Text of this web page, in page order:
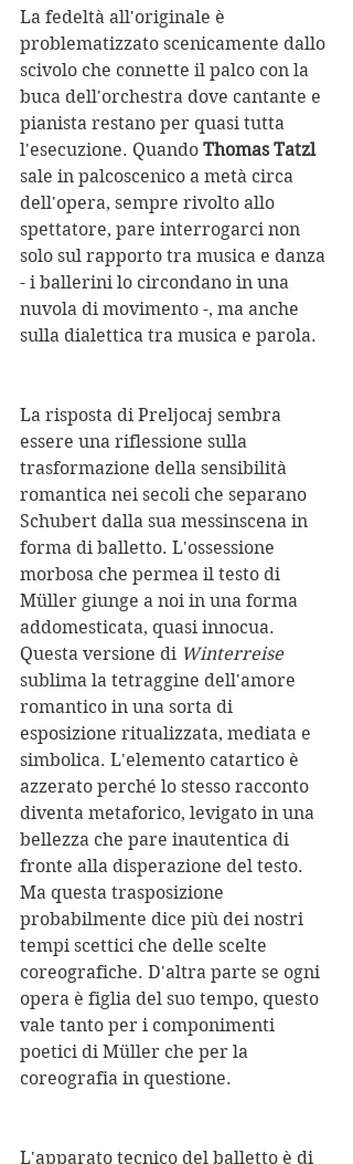
La fedeltà all'originale è
problematizzato scenicamente dallo
scivolo che connette il palco con la
buca dell'orchestra dove cantante e
pianista restano per quasi tutta
l'esecuzione. Quando Thomas Tatzl
sale in palcoscenico a metà circa
dell'opera, sempre rivolto allo
spettatore, pare interrogarci non
solo sul rapporto tra musica e danza
- i ballerini lo circondano in una
nuvola di movimento -, ma anche
sulla dialettica tra musica e parola.
La risposta di Preljocaj sembra
essere una riflessione sulla
trasformazione della sensibilità
romantica nei secoli che separano
Schubert dalla sua messinscena in
forma di balletto. L'ossessione
morbosa che permea il testo di
Müller giunge a noi in una forma
addomesticata, quasi innocua.
Questa versione di Winterreise
sublima la tetraggine dell'amore
romantico in una sorta di
esposizione ritualizzata, mediata e
simbolica. L'elemento catartico è
azzerato perché lo stesso racconto
diventa metaforico, levigato in una
bellezza che pare inautentica di
fronte alla disperazione del testo.
Ma questa trasposizione
probabilmente dice più dei nostri
tempi scettici che delle scelte
coreografiche. D'altra parte se ogni
opera è figlia del suo tempo, questo
vale tanto per i componimenti
poetici di Müller che per la
coreografia in questione.
L'apparato tecnico del balletto è di